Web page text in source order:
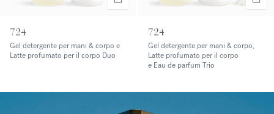
724
Gel detergente per mani & corpo e
Latte profumato per il corpo Duo
724
Gel detergente per mani & corpo,
Latte profumato per il corpo
e Eau de parfum Trio